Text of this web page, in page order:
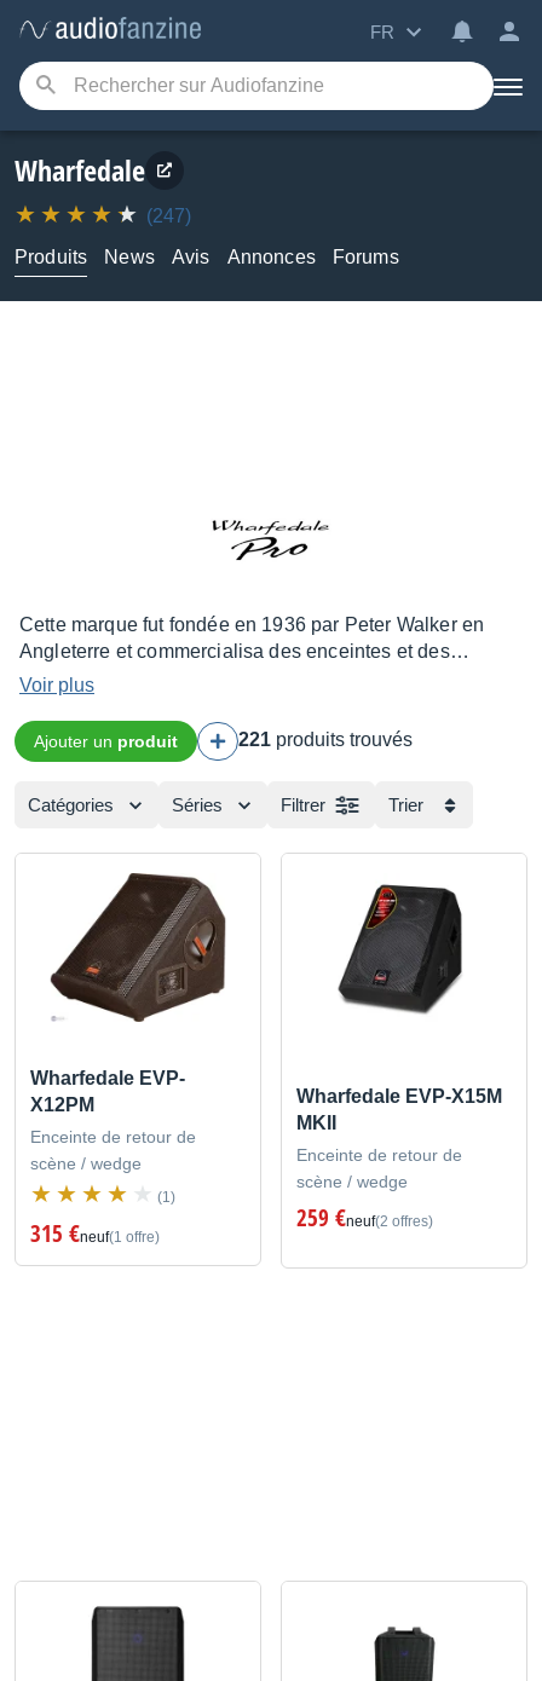
FR
Wharfedale
(247)
Produits
News Avis Annonces Forums
Cette marque fut fondée en 1936 par Peter Walker en
Angleterre et commercialisa des enceintes et des
amplificateurs orientés Hi-Fi, Home Cinema, sono et
de toutes les bourses, mais le résultat sonore se veut très
fidèle. Parmi leurs produits stars, on peut nommer la série
Voir plus
Ajouter un produit 221 produits trouvés
Catégories Séries Filtrer Trier
Wharfedale EVP-
X12PM
Enceinte de retour de
scène / wedge
(1)
315 €neuf(1 offre)
Wharfedale EVP-X15M
MKII
Enceinte de retour de
scène / wedge
259 €neuf(2 offres)